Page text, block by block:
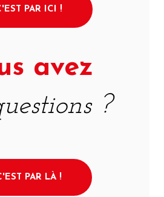
PAR ICI !
avez
?
PAR LÀ !